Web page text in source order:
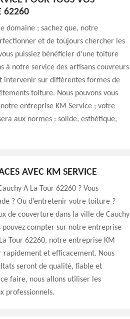
62260
domaine ; sachez que, notre
et de toujours chercher les
puissiez bénéficier d’une toiture
à notre service des artisans couvreurs
intervenir sur différentes formes de
toiture. Nous pouvons vous
entreprise KM Service ; votre
aux normes : solide, esthétique,
AVEC KM SERVICE
A La Tour 62260 ? Vous
? Ou d’entretenir votre toiture ?
de couverture dans la ville de Cauchy
pouvez compter sur notre entreprise
Tour 62260, notre entreprise KM
et efficacement. Nous
seront de qualité, fiable et
faire, nous allons utiliser les
professionnels.